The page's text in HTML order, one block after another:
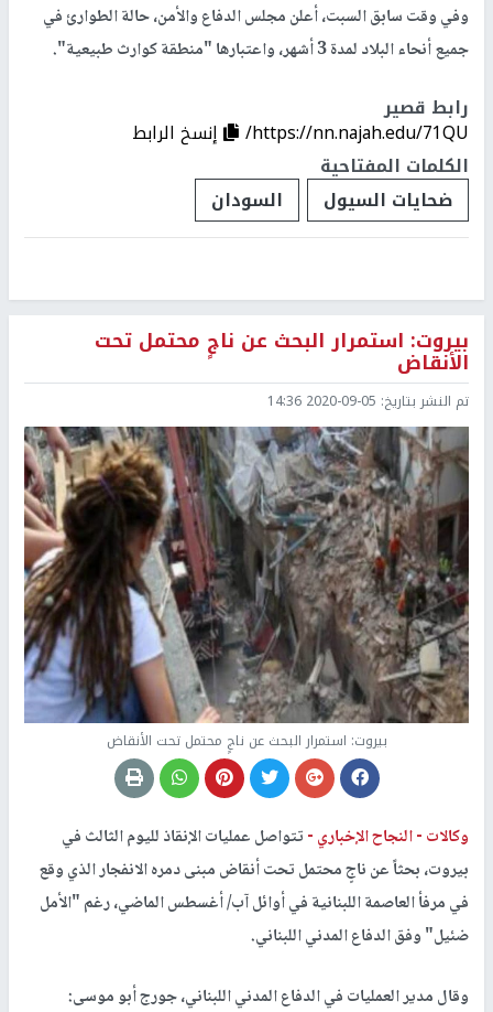
وفي وقت سابق السبت، أعلن مجلس الدفاع والأمن، حالة الطوارئ في
جميع أنحاء البلاد لمدة 3 أشهر، واعتبارها "منطقة كوارث طبيعية".
رابط قصير
https://nn.najah.edu/71QU/
إنسخ الرابط
الكلمات المفتاحية
ضحايات السيول
السودان
بيروت: استمرار البحث عن ناجٍ محتمل تحت
الأنقاض
تم النشر بتاريخ: 2020-09-05 14:36
بيروت: استمرار البحث عن ناجٍ محتمل تحت الأنقاض
وكالات -النجاح الإخباري -تتواصل عمليات الإنقاذ لليوم الثالث في
بيروت، بحثاً عن ناجٍ محتمل تحت أنقاض مبنى دمره الانفجار الذي وقع
في مرفأ العاصمة اللبنانية في أوائل آب/ أغسطس الماضي، رغم "الأمل
ضئيل" وفق الدفاع المدني اللبناني.
وقال مدير العمليات في الدفاع المدني اللبناني، جورج أبو موسى: